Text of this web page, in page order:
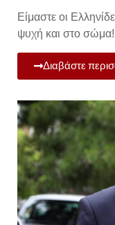
Είμαστε οι
ψυχή και στο σώμα!
Διαβάστε